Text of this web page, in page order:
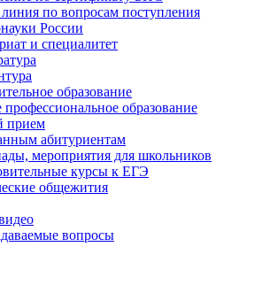
линия по вопросам поступления
России
и специалитет
образование
профессиональное образование
прием
абитуриентам
мероприятия для школьников
курсы к ЕГЭ
общежития
вопросы